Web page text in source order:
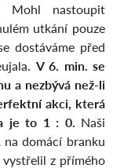
Mohl nastoupit
utkání pouze
dostáváme před
V 6. min. se
a nezbývá než-li
akci, která
je to 1 : 0. Naši
domácí branku
z přímého